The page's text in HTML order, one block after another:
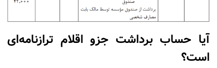
آیا حساب برداشت جزو اقلام ترازنامه‌ای
است؟